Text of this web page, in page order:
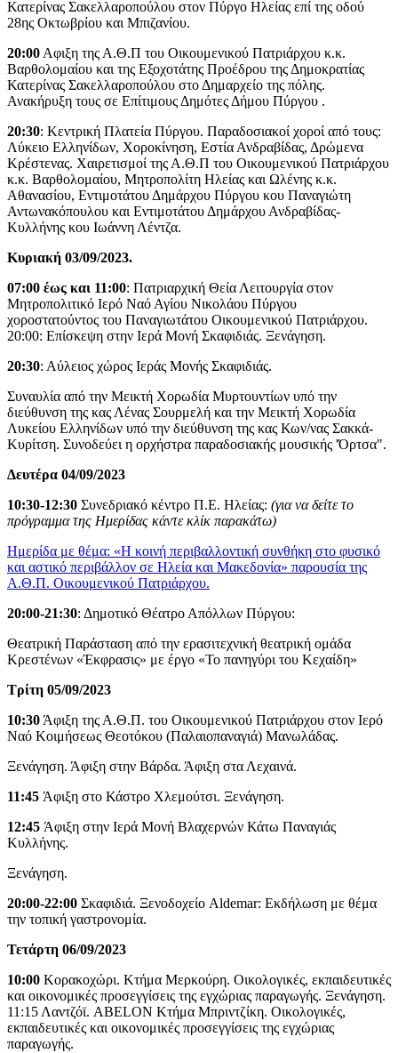
Κατερίνας Σακελλαροπούλου στον Πύργο Ηλείας επί της οδού
28ης Οκτωβρίου και Μπιζανίου.
20:00 Αφιξη της Α.Θ.Π του Οικουμενικού Πατριάρχου κ.κ.
Βαρθολομαίου και της Εξοχοτάτης Προέδρου της Δημοκρατίας
Κατερίνας Σακελλαροπούλου στο Δημαρχείο της πόλης.
Ανακήρυξη τους σε Επίτιμους Δημότες Δήμου Πύργου .
20:30: Κεντρική Πλατεία Πύργου. Παραδοσιακοί χοροί από τους:
Λύκειο Ελληνίδων, Χοροκίνηση, Εστία Ανδραβίδας, Δρώμενα
Κρέστενας. Χαιρετισμοί της Α.Θ.Π του Οικουμενικού Πατριάρχου
κ.κ. Βαρθολομαίου, Μητροπολίτη Ηλείας και Ωλένης κ.κ.
Αθανασίου, Εντιμοτάτου Δημάρχου Πύργου κου Παναγιώτη
Αντωνακόπουλου και Εντιμοτάτου Δημάρχου Ανδραβίδας-
Κυλλήνης κου Ιωάννη Λέντζα.
Κυριακή 03/09/2023.
07:00 έως και 11:00: Πατριαρχική Θεία Λειτουργία στον
Μητροπολιτικό Ιερό Ναό Αγίου Νικολάου Πύργου
χοροστατούντος του Παναγιωτάτου Οικουμενικού Πατριάρχου.
20:00: Επίσκεψη στην Ιερά Μονή Σκαφιδιάς. Ξενάγηση.
20:30: Αύλειος χώρος Ιεράς Μονής Σκαφιδιάς.
Συναυλία από την Μεικτή Χορωδία Μυρτουντίων υπό την
διεύθυνση της κας Λένας Σουρμελή και την Μεικτή Χορωδία
Λυκείου Ελληνίδων υπό την διεύθυνση της κας Κων/νας Σακκά-
Κυρίτση. Συνοδεύει η ορχήστρα παραδοσιακής μουσικής 'Όρτσα".
Δευτέρα 04/09/2023
10:30-12:30 Συνεδριακό κέντρο Π.Ε. Ηλείας: (για να δείτε το
πρόγραμμα της Ημερίδας κάντε κλίκ παρακάτω)
Ημερίδα με θέμα: «Η κοινή περιβαλλοντική συνθήκη στο φυσικό
και αστικό περιβάλλον σε Ηλεία και Μακεδονία» παρουσία της
Α.Θ.Π. Οικουμενικού Πατριάρχου.
20:00-21:30: Δημοτικό Θέατρο Απόλλων Πύργου:
Θεατρική Παράσταση από την ερασιτεχνική θεατρική ομάδα
Κρεστένων «Έκφρασις» με έργο «Το πανηγύρι του Κεχαίδη»
Τρίτη 05/09/2023
10:30 Άφιξη της Α.Θ.Π. του Οικουμενικού Πατριάρχου στον Ιερό
Ναό Κοιμήσεως Θεοτόκου (Παλαιοπαναγιά) Μανωλάδας.
Ξενάγηση. Άφιξη στην Βάρδα. Άφιξη στα Λεχαινά.
11:45 Άφιξη στο Κάστρο Χλεμούτσι. Ξενάγηση.
12:45 Άφιξη στην Ιερά Μονή Βλαχερνών Κάτω Παναγιάς
Κυλλήνης.
Ξενάγηση.
20:00-22:00 Σκαφιδιά. Ξενοδοχείο Aldemar: Εκδήλωση με θέμα
την τοπική γαστρονομία.
Τετάρτη 06/09/2023
10:00 Κορακοχώρι. Κτήμα Μερκούρη. Οικολογικές, εκπαιδευτικές
και οικονομικές προσεγγίσεις της εγχώριας παραγωγής. Ξενάγηση.
11:15 Λαντζόϊ. ABELON Κτήμα Μπριντζίκη. Οικολογικές,
εκπαιδευτικές και οικονομικές προσεγγίσεις της εγχώριας
παραγωγής.